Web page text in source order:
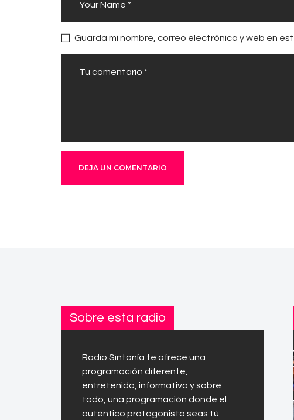
Guarda mi nombre, correo electrónico y web en
Sobre esta radio
Radio Sintonía te ofrece una
programación diferente,
entretenida, informativa y sobre
todo, una programación donde el
auténtico protagonista seas tú.